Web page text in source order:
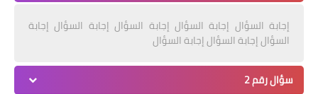
إجابة السؤال إجابة السؤال إجابة السؤال إجابة السؤال إجابة
السؤال إجابة السؤال إجابة السؤال
سؤال رقم 2